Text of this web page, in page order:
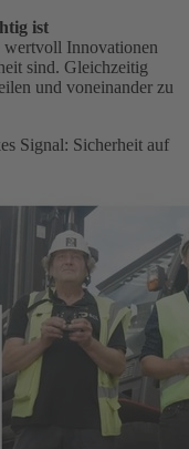
ist
wertvoll Innovationen
sind. Gleichzeitig
und voneinander zu
Signal: Sicherheit auf